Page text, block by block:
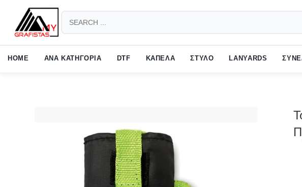
HOW TO SHOP
1 Login or create new account.
If you still have problems, please let us know, by sending an email to
HOME ΑΝΑ ΚΑΤΗΓΟΡΙΑ DTF ΚΑΠΕΛΑ ΣΤΥΛΟ LANYARDS